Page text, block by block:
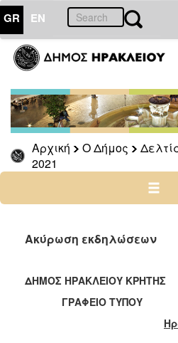
GR EN
Αρχική Ο Δήμος
2021
ΔΗΜΟΣ
Δελτία
Τύπου
Αρχείο
2026
2025
2022
2020
2019
Ακύρωση εκδηλώσεων
ΔΗΜΟΣ ΗΡΑΚΛΕΙΟΥ ΚΡΗΤΗΣ
ΓΡΑΦΕΙΟ ΤΥΠΟΥ